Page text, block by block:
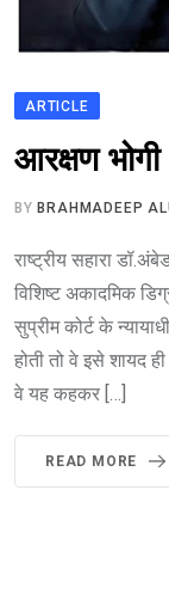
ARTICLE
आरक्षण
BYBRAHMADEEP
राष्ट्रीय सहारा
विशिष्ट अकादमिक
सुप्रीम कोर्ट के
होती तो वे इसे शायद
वे यह कहकर […]
READ MORE